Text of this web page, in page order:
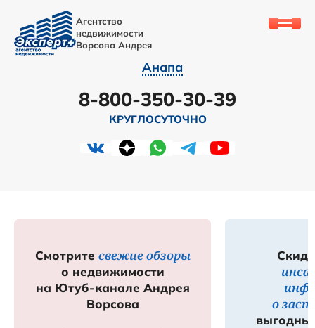
Агентство
недвижимости
Ворсова Андрея
Анапа
8-800-350-30-39
КРУГЛОСУТОЧНО
Смотрите свежие обзоры
о недвижимости
на Ютуб-канале Андрея
Ворсова
о